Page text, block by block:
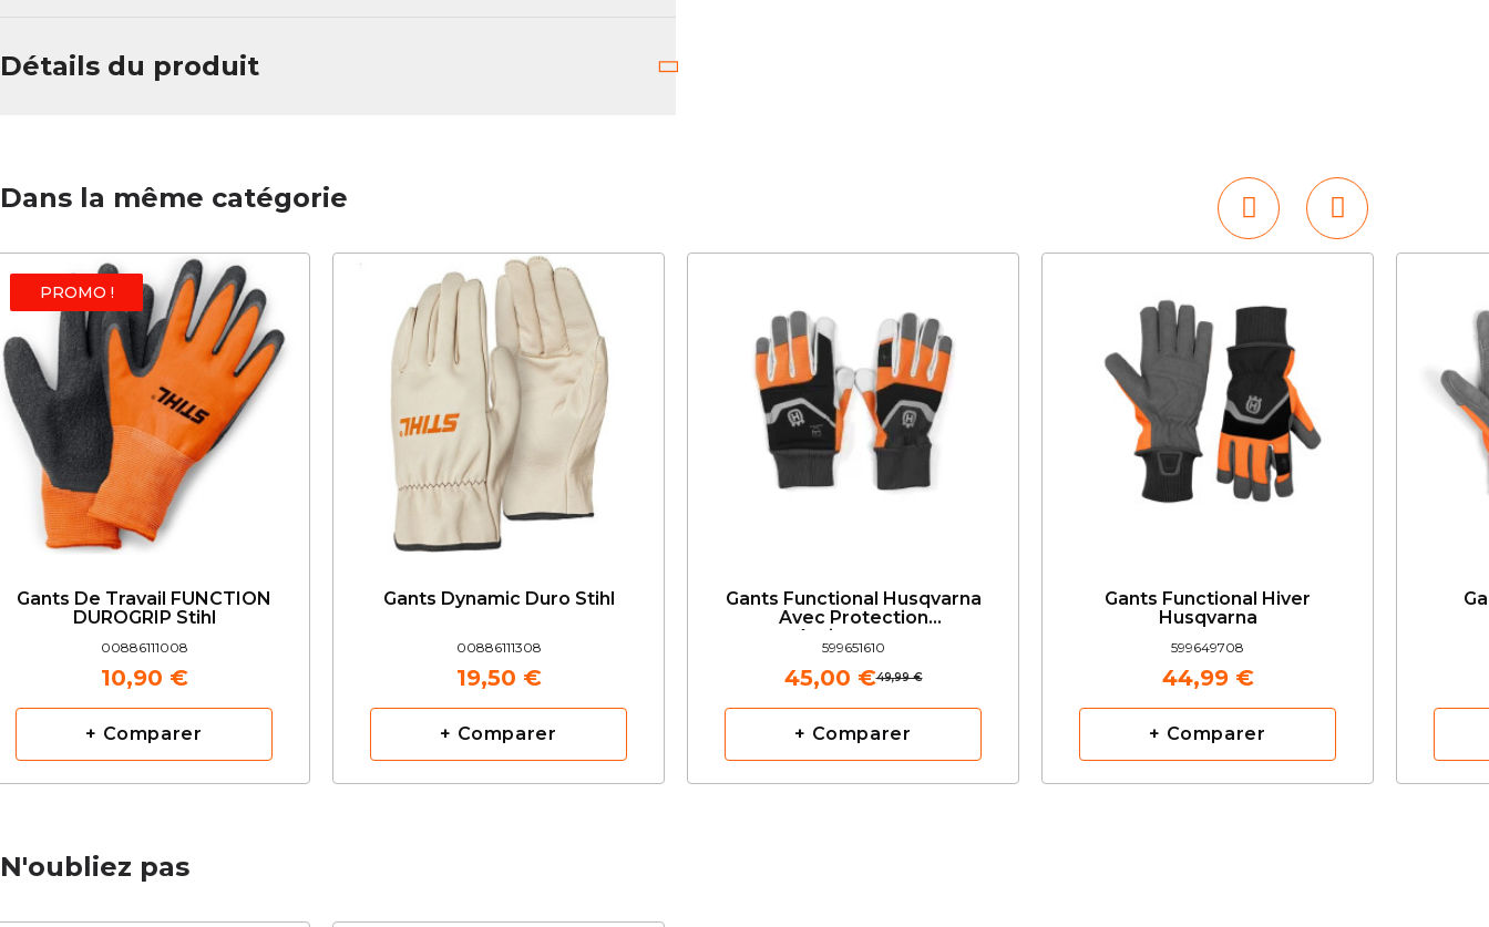
Détails du produit
Dans la même catégorie
PROMO !
Gants De Travail FUNCTION
DUROGRIP Stihl
00886111008
10,90 €
+ Comparer
Gants Dynamic Duro Stihl
00886111308
19,50 €
+ Comparer
Gants Functional Husqvarna
Avec Protection
Anticoupure
599651610
49,99 €
45,00 €
+ Comparer
Gants Functional Hiver
Husqvarna
599649708
44,99 €
+ Comparer
N'oubliez pas